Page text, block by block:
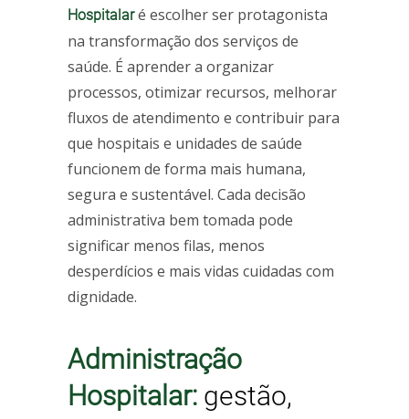
Hospitalaré escolher ser protagonista
na transformação dos serviços de
saúde. É aprender a organizar
processos, otimizar recursos, melhorar
fluxos de atendimento e contribuir para
que hospitais e unidades de saúde
funcionem de forma mais humana,
segura e sustentável. Cada decisão
administrativa bem tomada pode
significar menos filas, menos
desperdícios e mais vidas cuidadas com
dignidade.
Administração
Hospitalar: gestão,